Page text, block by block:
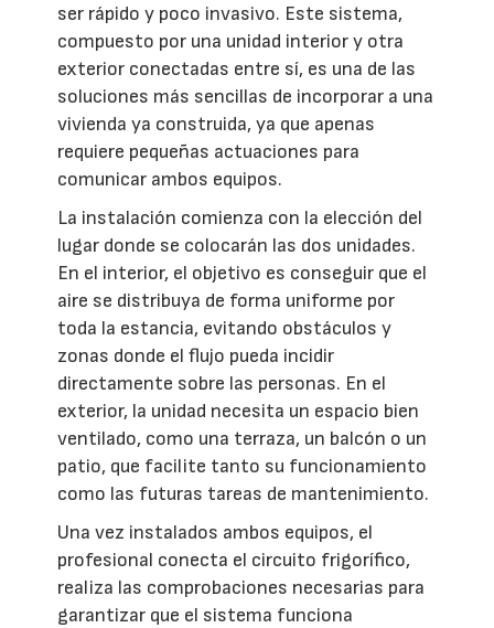
ser rápido y poco invasivo. Este sistema,
compuesto por una unidad interior y otra
exterior conectadas entre sí, es una de las
soluciones más sencillas de incorporar a una
vivienda ya construida, ya que apenas
requiere pequeñas actuaciones para
comunicar ambos equipos.
La instalación comienza con la elección del
lugar donde se colocarán las dos unidades.
En el interior, el objetivo es conseguir que el
aire se distribuya de forma uniforme por
toda la estancia, evitando obstáculos y
zonas donde el flujo pueda incidir
directamente sobre las personas. En el
exterior, la unidad necesita un espacio bien
ventilado, como una terraza, un balcón o un
patio, que facilite tanto su funcionamiento
como las futuras tareas de mantenimiento.
Una vez instalados ambos equipos, el
profesional conecta el circuito frigorífico,
realiza las comprobaciones necesarias para
garantizar que el sistema funciona